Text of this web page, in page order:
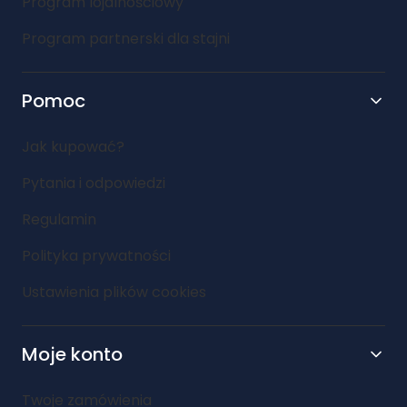
Program partnerski dla stajni
Pomoc
Jak kupować?
Pytania i odpowiedzi
Regulamin
Polityka prywatności
Ustawienia plików cookies
Moje konto
Twoje zamówienia